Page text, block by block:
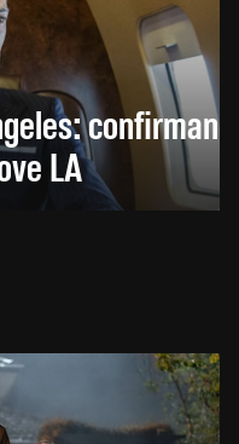
confirman
LA